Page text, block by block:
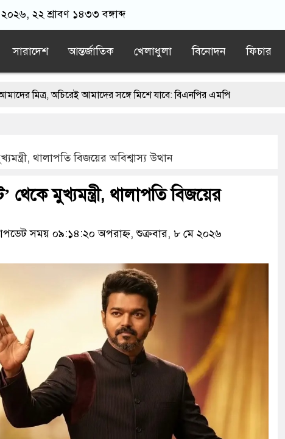
২২ শ্রাবণ ১৪৩৩ বঙ্গাব্দ
সারাদেশ আন্তর্জাতিক খেলাধুলা বিনোদন ফিচার
আমাদের সঙ্গে মিশে যাবে: বিএনপির এমপি
থালাপতি বিজয়ের অবিশ্বাস্য উত্থান
মুখ্যমন্ত্রী, থালাপতি বিজয়ের
সময় ০৯:১৪:২০ অপরাহ্ন, শুক্রবার, ৮ মে ২০২৬